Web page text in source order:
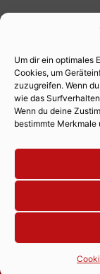
Um dir ein optimales
Cookies, um
zuzugreifen. Wenn
wie das
Wenn du deine
bestimmte